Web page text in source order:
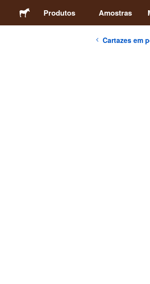
Produtos Amostras
Cartazes em